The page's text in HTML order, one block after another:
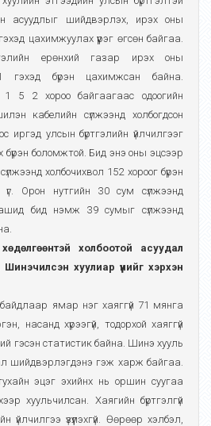
асуудлыг шийдвэрлэх, ирэх оны
цахимжуулах үүрэг өгсөн байгаа.
ерөнхий газар ирэх оны
бүрэн цахимжсан байна.
5 2 хороо байгаагаас одоогийн
кабелийн сүлжээнд холбогдсон
иргэд улсын бүртгэлийн үйлчилгээг
боломжтой. Бид энэ оны эцсээр
холбочихвол 152 хороог бүрэн
үг. Орон нутгийн 30 сум сүлжээнд
бид нэмж 39 сумыг сүлжээнд
холбоотой асуудал
хуулиар үүнийг хэрхэн
ямар нэг хаяггүй 71 мянга
насанд хүрээгүй, тодорхой хаяггүй
гэсэн статистик байна. Шинэ хууль
шийдвэрлэгдэнэ гэж харж байгаа.
тухайн эцэг эхийнх нь оршин суугаа
хуульчилсан. Хаягийн бүртгэлгүй
үйлчилгээ үзүүлэхгүй. Өөрөөр хэлбэл,